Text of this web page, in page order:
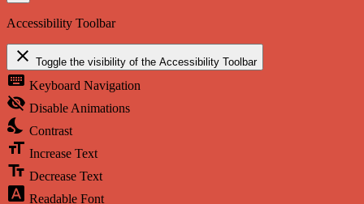
Accessibility Toolbar
close Toggle the visibility of the Accessibility Toolbar
keyboard Keyboard Navigation
visibility_off Disable Animations
nights_stay Contrast
format_size Increase Text
text_fields Decrease Text
font_download Readable Font